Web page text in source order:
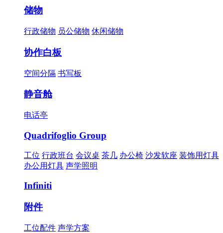
储物
行政储物 员公储物 休闲储物
协作白板
空间分隔 书写板
静音舱
电话亭
Quadrifoglio Group
工位 行政班台 会议桌 茶几 办公椅 沙发软座 装饰用灯具
办公用灯具 声学照明
Infiniti
附件
工位配件 声学方案